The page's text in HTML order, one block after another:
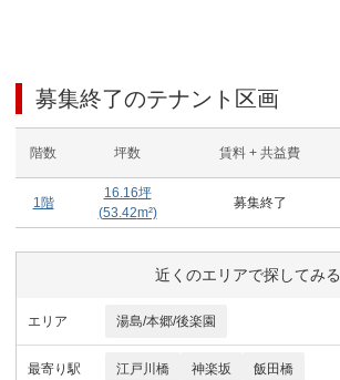
募集終了のテナント区画
階数 坪数 賃料 + 共益費
1階
16.16坪
(53.42m²)
募集終了
近くのエリアで探してみる
エリア 湯島/本郷/後楽園
最寄り駅 江戸川橋 神楽坂 飯田橋